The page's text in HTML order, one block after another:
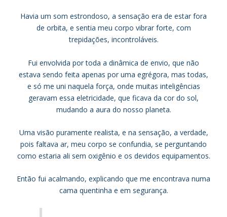
Havia um som estrondoso, a sensação era de estar fora
de orbita, e sentia meu corpo vibrar forte, com
trepidações, incontroláveis.
Fui envolvida por toda a dinâmica de envio, que não
estava sendo feita apenas por uma egrégora, mas todas,
e só me uni naquela força, onde muitas inteligências
geravam essa eletricidade, que ficava da cor do sol,
mudando a aura do nosso planeta.
Uma visão puramente realista, e na sensação, a verdade,
pois faltava ar, meu corpo se confundia, se perguntando
como estaria ali sem oxigênio e os devidos equipamentos.
Então fui acalmando, explicando que me encontrava numa
cama quentinha e em segurança.